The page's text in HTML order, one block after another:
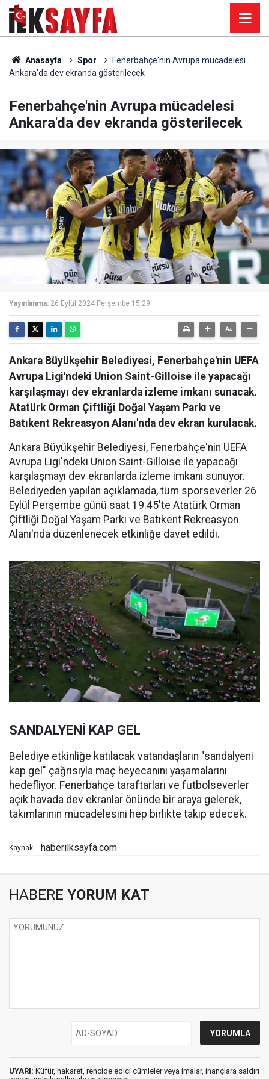
Anasayfa Spor
Fenerbahçe'nin Avrupa mücadelesi
Ankara'da dev ekranda gösterilecek
Fenerbahçe'nin Avrupa mücadelesi
Ankara'da dev ekranda gösterilecek
Yayınlanma: 26 Eylül 2024 Perşembe 15:29
Ankara Büyükşehir Belediyesi, Fenerbahçe'nin UEFA
Avrupa Ligi'ndeki Union Saint-Gilloise ile yapacağı
karşılaşmayı dev ekranlarda izleme imkanı sunacak.
Atatürk Orman Çiftliği Doğal Yaşam Parkı ve
Batıkent Rekreasyon Alanı'nda dev ekran kurulacak.
Ankara Büyükşehir Belediyesi, Fenerbahçe'nin UEFA
Avrupa Ligi'ndeki Union Saint-Gilloise ile yapacağı
karşılaşmayı dev ekranlarda izleme imkanı sunuyor.
Belediyeden yapılan açıklamada, tüm sporseverler 26
Eylül Perşembe günü saat 19.45'te Atatürk Orman
Çiftliği Doğal Yaşam Parkı ve Batıkent Rekreasyon
Alanı'nda düzenlenecek etkinliğe davet edildi.
SANDALYENİ KAP GEL
Belediye etkinliğe katılacak vatandaşların "sandalyeni
kap gel" çağrısıyla maç heyecanını yaşamalarını
hedefliyor. Fenerbahçe taraftarları ve futbolseverler
açık havada dev ekranlar önünde bir araya gelerek,
takımlarının mücadelesini hep birlikte takip edecek.
Kaynak: haberilksayfa.com
HABERE YORUM KAT
UYARI: Küfür, hakaret, rencide edici cümleler veya imalar, inançlara saldırı